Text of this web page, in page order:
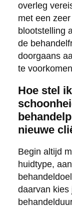
overleg
met een
blootstelling
de
doorgaans
te
Hoe stel
nieuwe
Begin altijd
huidtype,
daarvan kies